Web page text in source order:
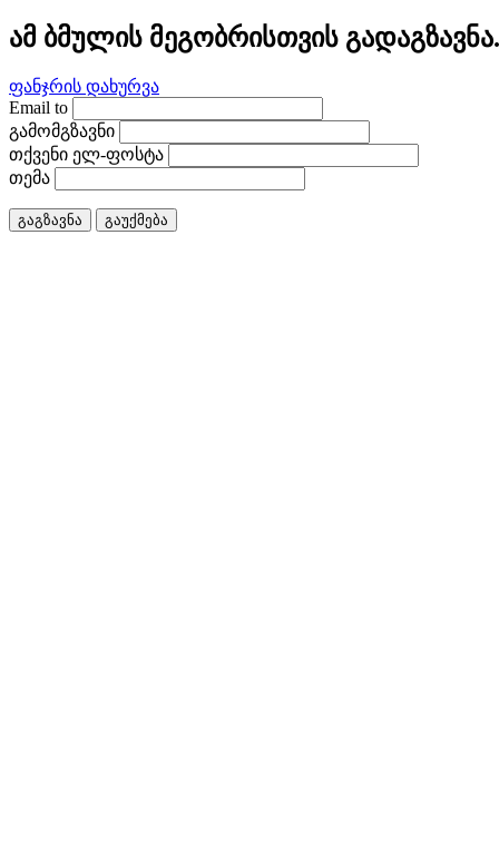
ამ ბმულის მეგობრისთვის გადაგზავნა.
ფანჯრის დახურვა
Email to
გამომგზავნი
თქვენი ელ-ფოსტა
თემა
გაგზავნა გაუქმება